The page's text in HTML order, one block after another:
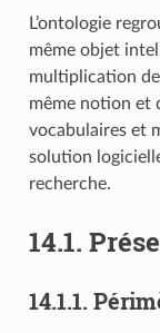
L’ontologie
même objet
multiplication
même notion et
vocabulaires et
solution
recherche.
14.1.
14.1.1.